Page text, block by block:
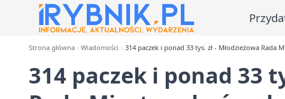
Strona główna Wiadomości 314 paczek i ponad 33 tys. zł - Młodzieżowa Rada
314 paczek i ponad 33